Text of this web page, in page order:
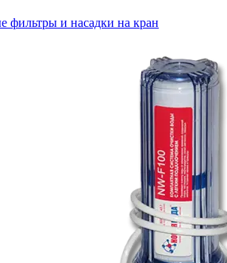
фильтры и насадки на кран